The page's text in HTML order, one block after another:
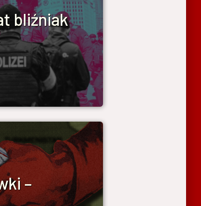
bliźniak
–